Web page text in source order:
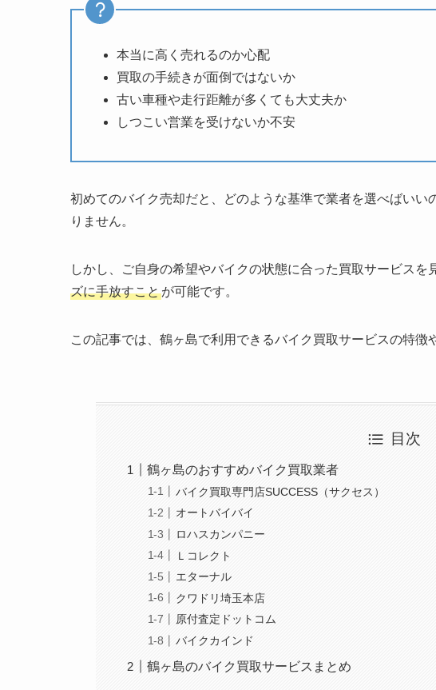
本当に高く売れるのか心配
買取の手続きが面倒ではないか
古い車種や走行距離が多くても大丈夫か
しつこい営業を受けないか不安
初めてのバイク売却だと、どのような基準で業者を選べばい
りません。
しかし、ご自身の希望やバイクの状態に合った買取サービスを
ズに手放すことが可能です。
この記事では、鶴ヶ島で利用できるバイク買取サービスの特徴
目次
鶴ヶ島のおすすめバイク買取業者
バイク買取専門店SUCCESS（サクセス）
オートバイバイ
ロハスカンパニー
Ｌコレクト
エターナル
クワドリ埼玉本店
原付査定ドットコム
バイクカインド
鶴ヶ島のバイク買取サービスまとめ